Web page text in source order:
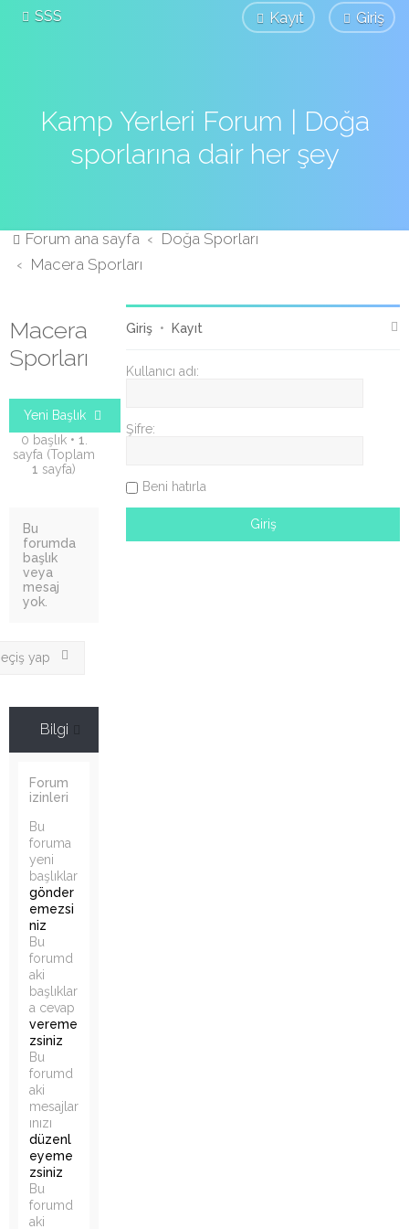
SSS Giriş
Kayıt
Kamp Yerleri Forum | Doğa
sporlarına dair her şey
Forum ana sayfa
Doğa Sporları
Macera Sporları
Macera
Sporları
Yeni Başlık
0 başlık • 1
sayfa (Toplam
1 sayfa)
Bu
forumda
başlık
veya
mesaj
yok.
yap
Bilgi
Forum
izinleri
Bu
foruma
yeni
başlıklar
gönder
emezsi
niz
Bu
forumd
aki
başlıklar
a cevap
vereme
zsiniz
Bu
forumd
aki
mesajlar
ınızı
düzenl
eyeme
zsiniz
Bu
forumd
aki
Giriş • Kayıt
Kullanıcı adı:
Şifre:
Beni hatırla